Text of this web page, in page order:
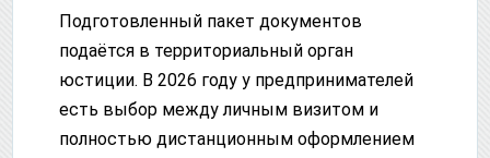
Подготовленный пакет документов
подаётся в территориальный орган
юстиции. В 2026 году у предпринимателей
есть выбор между личным визитом и
полностью дистанционным оформлением